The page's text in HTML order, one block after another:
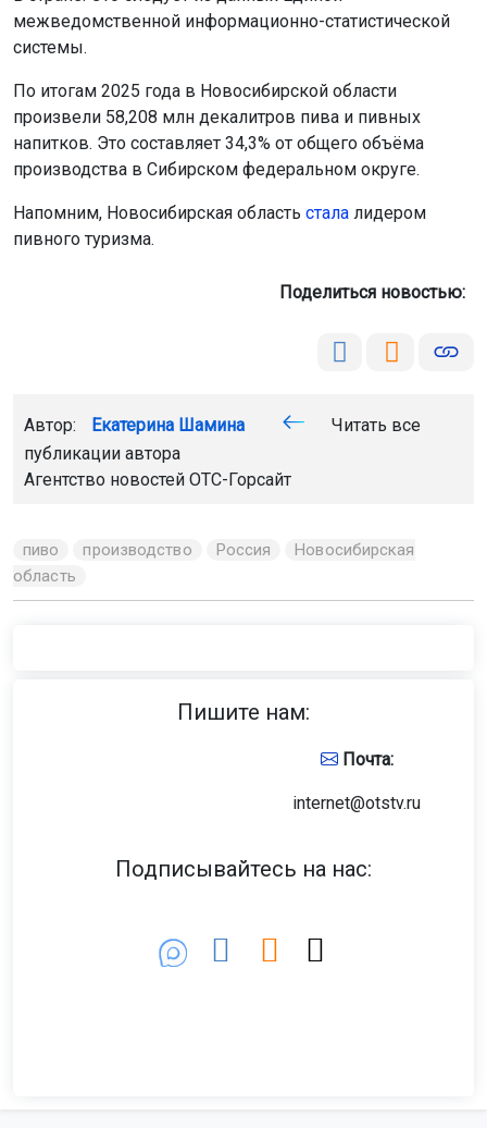
межведомственной информационно-статистической
системы.
По итогам 2025 года в Новосибирской области
произвели 58,208 млн декалитров пива и пивных
напитков. Это составляет 34,3% от общего объёма
производства в Сибирском федеральном округе.
Напомним, Новосибирская область стала лидером
пивного туризма.
Поделиться новостью:
Автор: Екатерина Шамина
Читать все
публикации автора
Агентство новостей ОТС-Горсайт
пиво производство Россия
Новосибирская
область
Пишите нам:
Почта:
internet@otstv.ru
Подписывайтесь на нас: